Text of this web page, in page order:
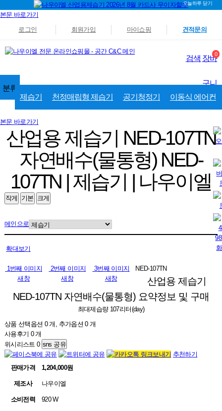
오늘하루 닫기
본문 바로가기
로그인
회원가입 마이쇼핑 견적문의
분류
검색 장바
구니
0
제습기 천정매립형 제습기 공기청정기 이동식 에어컨
본문 바로가기
산업용 제습기 NED-107TN
자연배수(물통형) NED-
107TN | 제습기 | 나우이엘
작게 기본 크게
메인으로
확대보기
1번째 이미지
새창
2번째 이미지
새창
3번째 이미지
새창
NED-107TN
산업용 제습기
NED-107TN 자연배수(물통형) 요약정보 및 구매
최대제습량 107리터(day)
상품 선택옵션 0 개, 추가옵션 0 개
사용후기 0 개
위시리스트 0 sns 공유
추천하기
판매가격
1,204,000원
제조사 나우이엘
소비전력 920 W